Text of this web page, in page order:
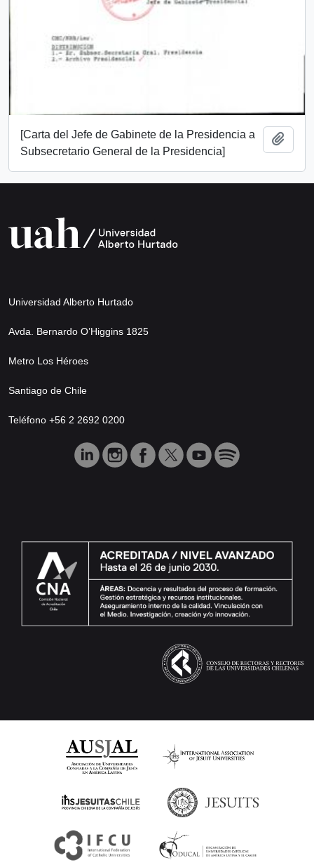
[Carta del Jefe de Gabinete de la Presidencia a
Subsecretario General de la Presidencia]
Universidad Alberto Hurtado
Avda. Bernardo O’Higgins 1825
Metro Los Héroes
Santiago de Chile
Teléfono +56 2 2692 0200